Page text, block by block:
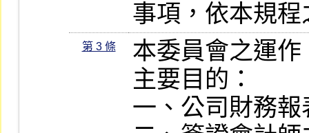
事項，依本規程
第 3 條
本委員會之運
主要目的：
一、公司財務